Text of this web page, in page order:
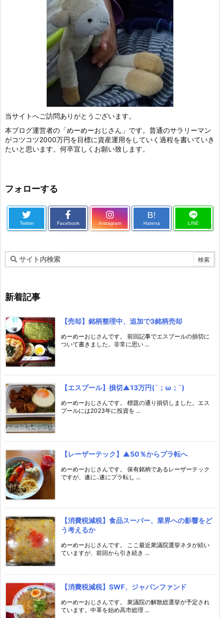
当サイトへご訪問ありがとうございます。
本ブログ運営者の「めーめーおじさん」です。普通のサラリーマン
がコツコツ2000万円を目標に資産運用をしていく過程を書いていき
たいと思います。何卒宜しくお願い致します。
フォローする
Twitter Facebook Instagram
B!
Hatena LINE
新着記事
【売却】銘柄整理中、追加で3銘柄売却
めーめーおじさんです。 前回記事でエスプールの損切に
ついて書きました。非常に思い ...
【エスプール】損切▲13万円(´；ω；`)
めーめーおじさんです。 標題の通り損切しました。エス
プールには2023年に投資を ...
【レーザーテック】▲50％からプラ転へ
めーめーおじさんです。 保有銘柄であるレーザーテック
ですが、遂に..遂にプラ転し ...
【消費税減税】食品スーパー、業界への影響をど
う考えるか
めーめーおじさんです。 ここ最近衆議院選挙ネタが続い
ていますが、前回から引き続き ...
【消費税減税】SWF、ジャパンファンド
めーめーおじさんです。 衆議院の解散総選挙が予定され
ています。中革を始め高市総理 ...